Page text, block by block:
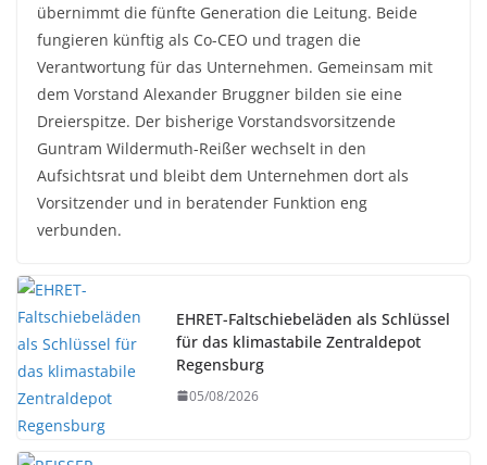
übernimmt die fünfte Generation die Leitung. Beide
fungieren künftig als Co-CEO und tragen die
Verantwortung für das Unternehmen. Gemeinsam mit
dem Vorstand Alexander Bruggner bilden sie eine
Dreierspitze. Der bisherige Vorstandsvorsitzende
Guntram Wildermuth-Reißer wechselt in den
Aufsichtsrat und bleibt dem Unternehmen dort als
Vorsitzender und in beratender Funktion eng
verbunden.
EHRET-Faltschiebeläden als Schlüssel
für das klimastabile Zentraldepot
Regensburg
05/08/2026